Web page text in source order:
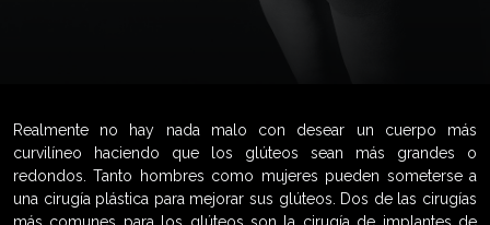
Realmente no hay nada malo con desear un cuerpo más
curvilíneo haciendo que los glúteos sean más grandes o
redondos. Tanto hombres como mujeres pueden someterse a
una cirugía plástica para mejorar sus glúteos. Dos de las cirugías
más comunes para los glúteos son la cirugía de implantes de